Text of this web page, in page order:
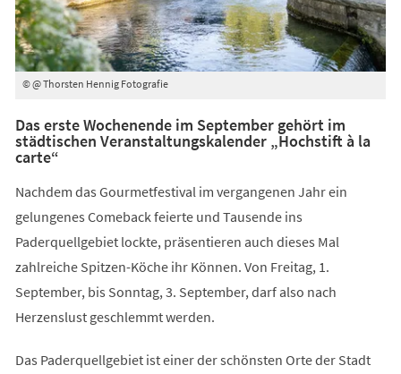
© @ Thorsten Hennig Fotografie
Das erste Wochenende im September gehört im
städtischen Veranstaltungskalender „Hochstift à la
carte“
Nachdem das Gourmetfestival im vergangenen Jahr ein
gelungenes Comeback feierte und Tausende ins
Paderquellgebiet lockte, präsentieren auch dieses Mal
zahlreiche Spitzen-Köche ihr Können. Von Freitag, 1.
September, bis Sonntag, 3. September, darf also nach
Herzenslust geschlemmt werden.
Das Paderquellgebiet ist einer der schönsten Orte der Stadt